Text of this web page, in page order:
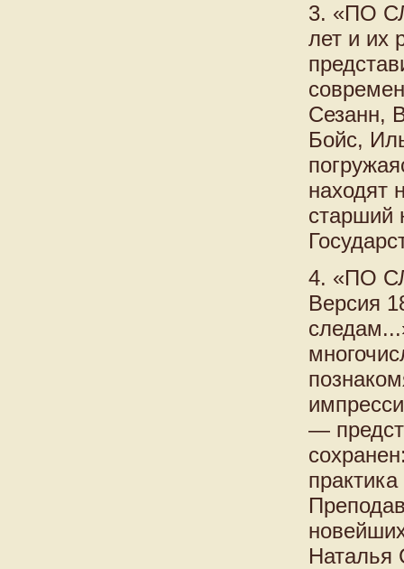
3. «ПО
лет и их
Сезанн,
Бойс,
находят
старший
4. «ПО
Версия
—
Наталья